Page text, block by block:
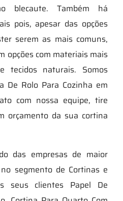
blecaute. Também há
pois, apesar das opções
serem as mais comuns,
opções com materiais mais
tecidos naturais. Somos
De Rolo Para Cozinha em
com nossa equipe, tire
orçamento da sua cortina
das empresas de maior
segmento de Cortinas e
seus clientes Papel De